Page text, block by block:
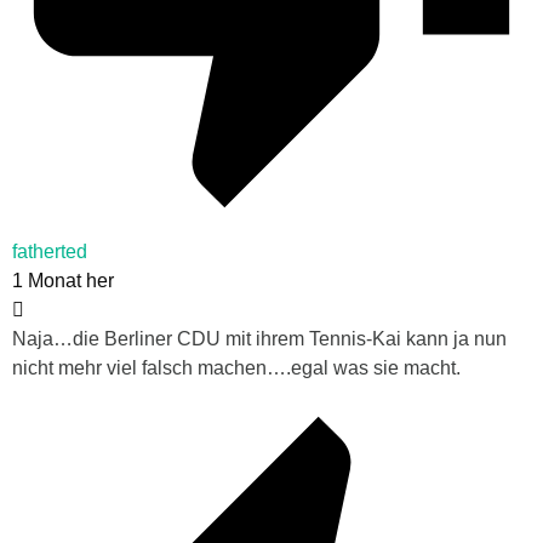
fatherted
1 Monat her
Naja…die Berliner CDU mit ihrem Tennis-Kai kann ja nun
nicht mehr viel falsch machen….egal was sie macht.